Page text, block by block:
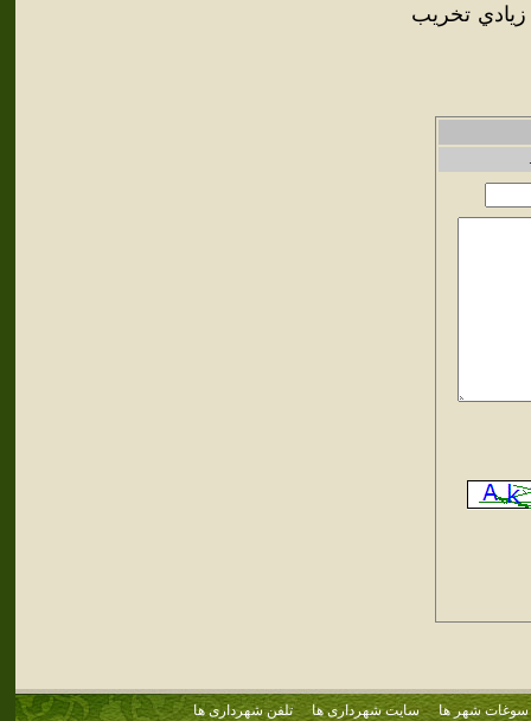
زيادي تخريب
سوغات شهر ها سایت شهرداری ها تلفن شهرداری ها